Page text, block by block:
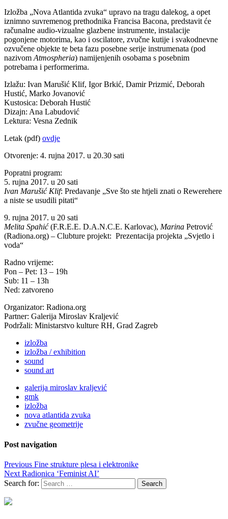
Izložba „Nova Atlantida zvuka“ upravo na tragu dalekog, a opet
iznimno suvremenog prethodnika Francisa Bacona, predstavit će
računalne audio-vizualne glazbene instrumente, instalacije
pogonjene motorima, kao i oscilatore, zvučne kutije i svakodnevne
ozvučene objekte te beta fazu posebne serije instrumenata (pod
nazivomAtmospheria) namijenjenih osobama s posebnim
potrebama i performerima.
Izlažu: Ivan Marušić Klif, Igor Brkić, Damir Prizmić, Deborah
Hustić, Marko Jovanović
Kustosica: Deborah Hustić
Dizajn: Ana Labudović
Lektura: Vesna Zednik
Letak (pdf) ovdje
Otvorenje: 4. rujna 2017. u 20.30 sati
Popratni program:
5. rujna 2017. u 20 sati
Ivan Marušić Klif: Predavanje „Sve što ste htjeli znati o Rewerehere
a niste se usudili pitati“
9. rujna 2017. u 20 sati
Melita Spahić(F.R.E.E. D.A.N.C.E. Karlovac), Marina Petrović
(Radiona.org) – Clubture projekt: Prezentacija projekta „Svjetlo i
voda“
Radno vrijeme:
Pon – Pet: 13 – 19h
Sub: 11 – 13h
Ned: zatvoreno
Organizator: Radiona.org
Partner: Galerija Miroslav Kraljević
Podržali: Ministarstvo kulture RH, Grad Zagreb
izložba
izložba / exhibition
sound
sound art
galerija miroslav kraljević
gmk
izložba
nova atlantida zvuka
zvučne geometrije
Post navigation
Previous Fine strukture plesa i elektronike
Next Radionica ‘Feminist AI’
Search for: